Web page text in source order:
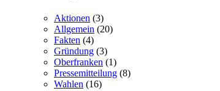
Aktionen (3)
Allgemein (20)
Fakten (4)
Gründung (3)
Oberfranken (1)
Pressemitteilung (8)
Wahlen (16)